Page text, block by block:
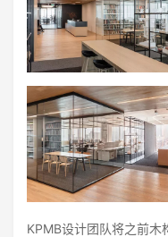
KPMB设计团队将之前